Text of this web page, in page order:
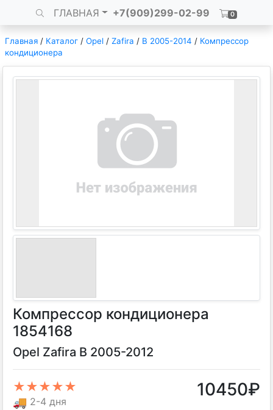
ГЛАВНАЯ +7(909)299-02-99 0
Главная / Каталог / Opel / Zafira / B 2005-2014 / Компрессор
кондиционера
Компрессор кондиционера
1854168
Opel Zafira B 2005-2012
★★★★★
🚚 2-4 дня
10450₽